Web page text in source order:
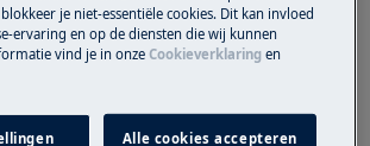
de stekker in het stopcontact
of bij een spanningsuitval
de oven een code op het
je niet-essentiële cookies. Dit kan invloed
ervaring en op de diensten die wij kunnen
vind je in onzeCookieverklaring en
Alle cookies accepteren